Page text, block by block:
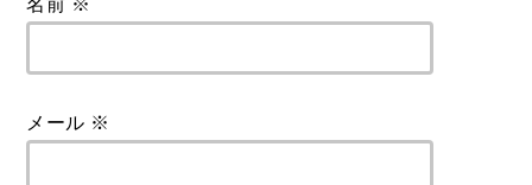
メール ※